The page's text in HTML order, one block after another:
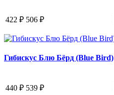
422 ₽ 506 ₽
Гибискус Блю Бёрд (Blue Bird)
440 ₽ 539 ₽